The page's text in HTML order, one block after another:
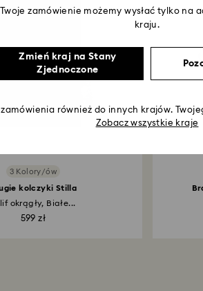
3 Kolory/ów
kolczyki Stilla
okrągły, Białe...
599 zł
zamówienie możemy wysłać tylko na
kraju.
Zmień kraj na Stany
Zjednoczone
również do innych krajów.
Zobacz wszystkie kraje